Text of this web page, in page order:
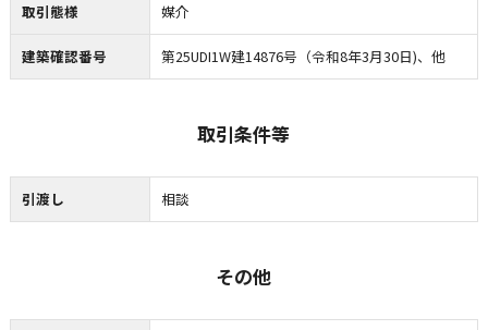
取引態様 媒介
建築確認番号 第25UDI1W建14876号（令和8年3月30日)、他
取引条件等
引渡し 相談
その他